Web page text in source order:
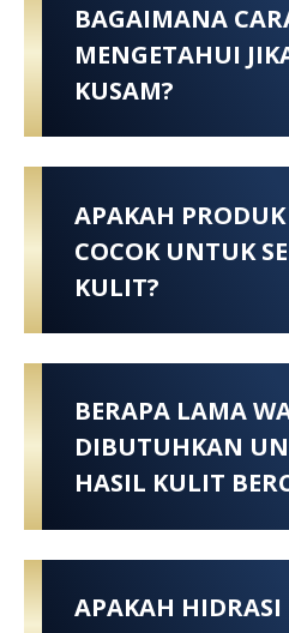
BAGAIMANA
MENGETAHUI
KUSAM?
APAKAH
COCOK UNTUK
KULIT?
BERAPA LAMA
DIBUTUHKAN
HASIL KULIT
APAKAH HIDRASI